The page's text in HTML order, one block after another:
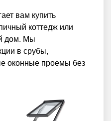
вам купить
коттедж или
дом. Мы
в срубы,
оконные проемы без